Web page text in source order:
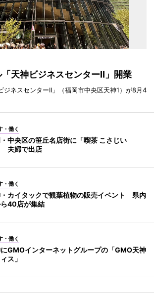
天神ビジネスセンターII」開業
ジネスセンターII」（福岡市中央区天神1）が8月4
・働く
中央区の笹丘名店街に「喫茶 こさじい
夫婦で出店
・働く
カイタックで観葉植物の販売イベント 県内
40店が集結
・働く
GMOインターネットグループの「GMO天神
ス」